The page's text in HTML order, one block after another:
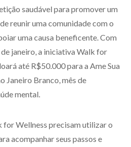
saudável para promover um
reunir uma comunidade com o
uma causa beneficente. Com
janeiro, a iniciativa Walk for
até R$50.000 para a Ame Sua
Janeiro Branco, mês de
mental.
Wellness precisam utilizar o
acompanhar seus passos e